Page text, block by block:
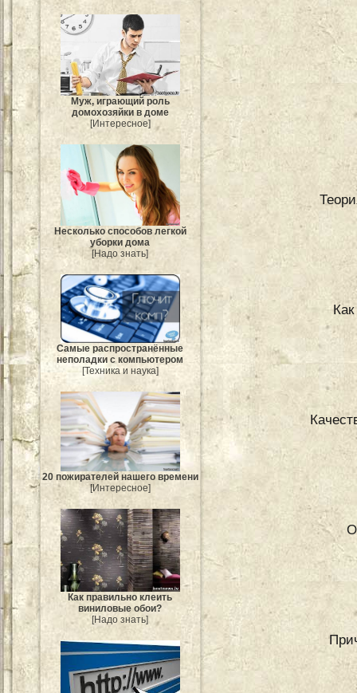
Муж, играющий роль
домохозяйки в доме
[Интересное]
Несколько способов легкой
уборки дома
[Надо знать]
Самые распространённые
неполадки с компьютером
[Техника и наука]
20 пожирателей нашего времени
[Интересное]
Как правильно клеить
виниловые обои?
[Надо знать]